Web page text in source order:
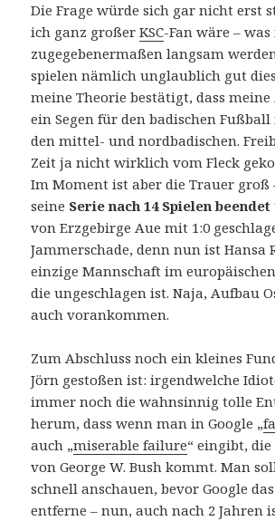
Die Frage würde sich gar nicht erst
ich ganz großerKSC-Fan wäre –
zugegebenermaßen langsam
spielen nämlich unglaublich gut
meine Theorie bestätigt, dass
ein Segen für den badischen
den mittel- und nordbadischen.
Zeit ja nicht wirklich vom Fleck
Im Moment ist aber die Trauer groß
seine Serie nach 14 Spielen beendet
von Erzgebirge Aue mit 1:0
Jammerschade, denn nun ist Hansa
einzige Mannschaft im
die ungeschlagen ist. Naja, Aufbau
auch vorankommen.
Zum Abschluss noch ein kleines
Jörn gestoßen ist: irgendwelche
immer noch die wahnsinnig tolle
herum, dass wenn man in Google „
auch „miserable failure“ eingibt, die
von George W. Bush kommt. Man
schnell anschauen, bevor Google
entferne – nun, auch nach 2 Jahren